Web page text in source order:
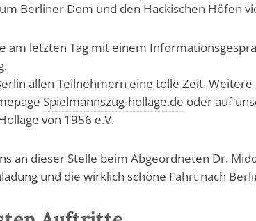
Berliner Dom und den Hackischen Höfen
am letzten Tag mit einem
allen Teilnehmern eine tolle Zeit.
Spielmannszug-hollage.de oder auf
von 1956 e.V.
an dieser Stelle beim Abgeordneten Dr.
und die wirklich schöne Fahrt nach